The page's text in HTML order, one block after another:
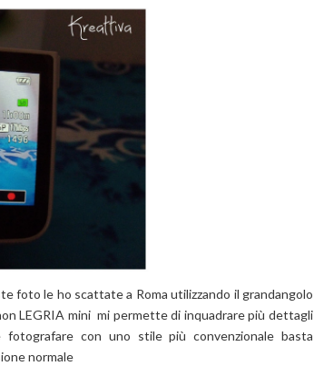
foto le ho scattate a Roma utilizzando il grandangolo
LEGRIA mini mi permette di inquadrare più dettagli
con uno stile più convenzionale basta
normale